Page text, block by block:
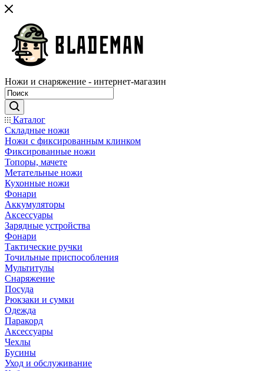
Ножи и снаряжение - интернет-магазин
Каталог
Складные ножи
Ножи с фиксированным клинком
Фиксированные ножи
Топоры, мачете
Метательные ножи
Кухонные ножи
Фонари
Аккумуляторы
Аксессуары
Зарядные устройства
Фонари
Тактические ручки
Точильные приспособления
Мультитулы
Снаряжение
Посуда
Рюкзаки и сумки
Одежда
Паракорд
Аксессуары
Чехлы
Бусины
Уход и обслуживание